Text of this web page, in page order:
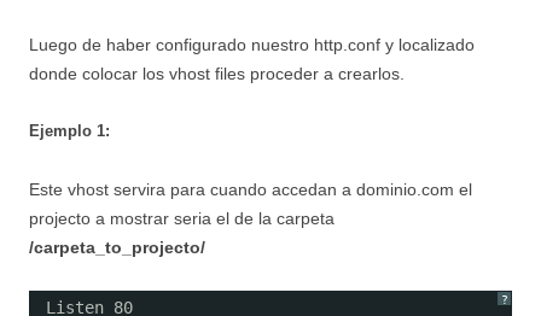
Luego de haber configurado nuestro http.conf y localizado
donde colocar los vhost files proceder a crearlos.
Ejemplo 1:
Este vhost servira para cuando accedan a dominio.com el
projecto a mostrar seria el de la carpeta
/carpeta_to_projecto/
?
Listen 80